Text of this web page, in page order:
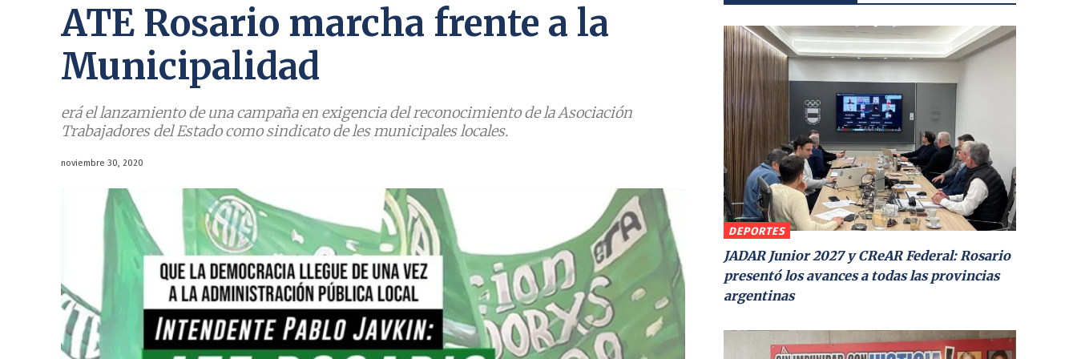
ATE Rosario marcha frente a la
Municipalidad
erá el lanzamiento de una campaña en exigencia del reconocimiento de la Asociación
Trabajadores del Estado como sindicato de les municipales locales.
noviembre 30, 2020
DEPORTES
JADAR Junior 2027 y CReAR Federal: Rosario
presentó los avances a todas las provincias
argentinas